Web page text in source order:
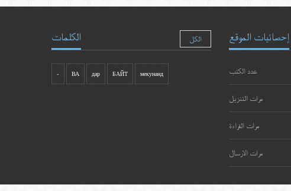
الكلمات الكل
- ВА дар БАЙТ мекунанд
إحصائيات الموقع
عدد الكتب
مرات التنزيل
مرات القراءة
مرات الارسال